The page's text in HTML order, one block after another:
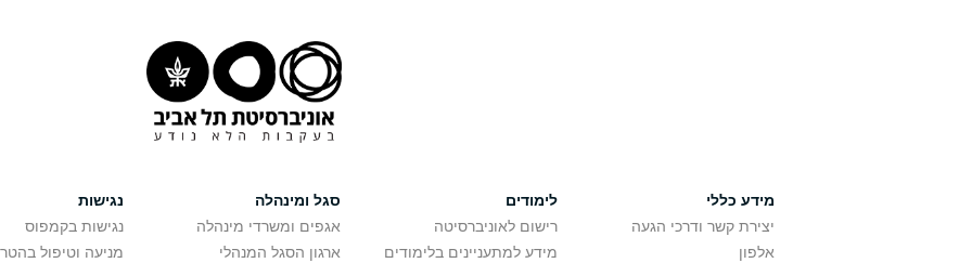
מידע כללי
יצירת קשר ודרכי הגעה
אלפון
לימודים
רישום לאוניברסיטה
מידע למתעניינים בלימודים
סגל ומינהלה
אגפים ומשרדי מינהלה
ארגון הסגל המנהלי
נגישות
נגישות בקמפוס
מניעה וטיפול